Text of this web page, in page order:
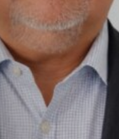
POR REDACCIÓN